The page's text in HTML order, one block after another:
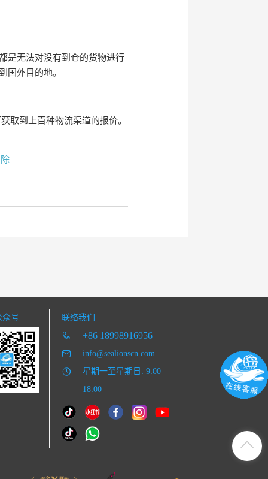
是无法对没有到仓的货物进行
国外目的地。
取到上百种物流渠道的报价。
众号 联络我们
+86 18998916956
info@sealionscn.com
星期一至星期日: 9:00 –
18:00